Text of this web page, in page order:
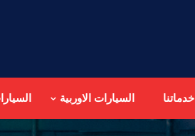
خدماتنا السيارات الاوربية